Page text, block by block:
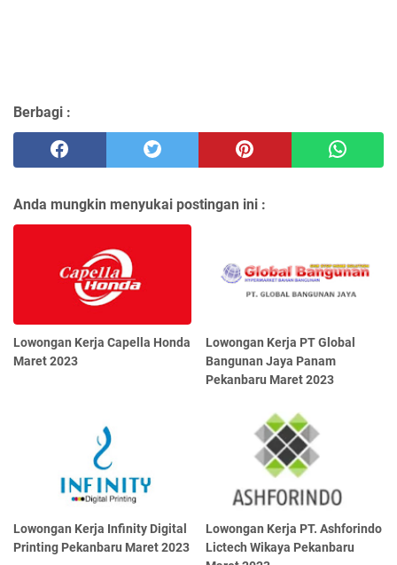
Berbagi :
Anda mungkin menyukai postingan ini :
Lowongan Kerja Capella Honda
Maret 2023
Lowongan Kerja PT Glоbаl
Bangunan Jауа Panam
Pekanbaru Maret 2023
Lowongan Kerja Infinity Digital
Printing Pekanbaru Maret 2023
Lowongan Kerja PT. Ashforindo
Lictech Wikaya Pekanbaru